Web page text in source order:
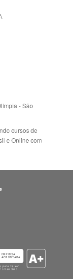
- São
cursos de
e Online com